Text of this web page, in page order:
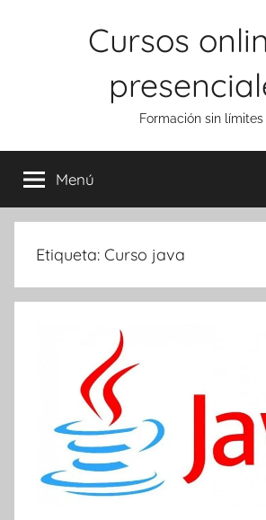
Cursos
Formación sin límites
Menú
Etiqueta: Curso java